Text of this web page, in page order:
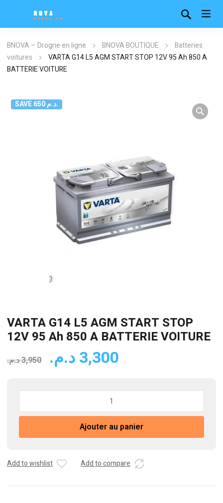
BNOVA – Drogrie en ligne BNOVA BOUTIQUE
Batteries
voitures
VARTA G14 L5 AGM START STOP 12V 95 Ah 850 A
BATTERIE VOITURE
SAVE 650 د.م.
VARTA G14 L5 AGM START STOP
12V 95 Ah 850 A BATTERIE VOITURE
3,950د.م. Le
prix
initial
3,950 د.م..
3,300د.م.
actuel
3,300 د.م..
VARTA
L5
START
Ajouter au panier
Add to wishlist Add to compare